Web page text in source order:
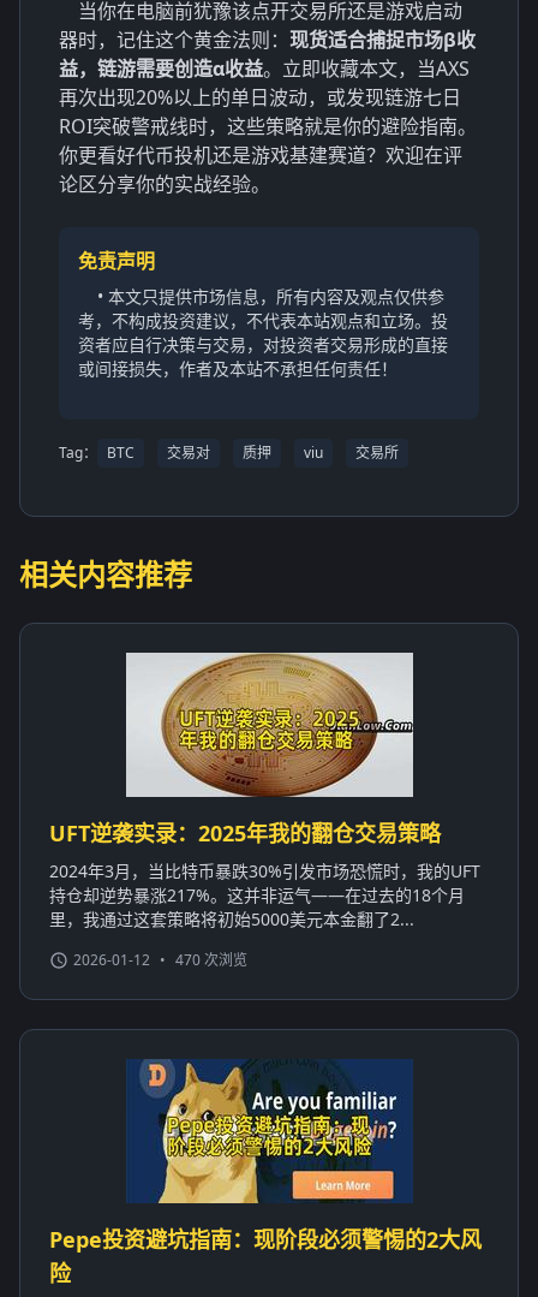
当你在电脑前犹豫该点开交易所还是游戏启动
器时，记住这个黄金法则： 现货适合捕捉市场β收
益，链游需要创造α收益。立即收藏本文，当AXS
再次出现20%以上的单日波动，或发现链游七日
ROI突破警戒线时，这些策略就是你的避险指南。
你更看好代币投机还是游戏基建赛道？欢迎在评
论区分享你的实战经验。
免责声明
• 本文只提供市场信息，所有内容及观点仅供参
考，不构成投资建议，不代表本站观点和立场。投
资者应自行决策与交易，对投资者交易形成的直接
或间接损失，作者及本站不承担任何责任！
Tag： BTC 交易对 质押 viu 交易所
相关内容推荐
UFT逆袭实录：2025年我的翻仓交易策略
2024年3月，当比特币暴跌30%引发市场恐慌时，我的UFT
持仓却逆势暴涨217%。这并非运气——在过去的18个月
里，我通过这套策略将初始5000美元本金翻了2...
2026-01-12 • 470 次浏览
Pepe投资避坑指南：现阶段必须警惕的2大风
险